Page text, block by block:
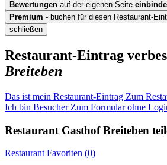
Bewertungen auf der eigenen Seite
Premium - buchen für diesen Restaurant-
schließen
Restaurant-Eintrag
Breiteben
Das ist mein Restaurant-Eintrag Zum
Ich bin Besucher Zum Formular ohne
Restaurant Gasthof Breiteben
Restaurant Favoriten (0)